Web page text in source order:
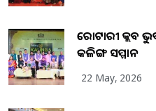
ରୋଟାରୀ କ୍ଲବ
କଳିଙ୍ଗ ସମ୍ମାନ
22 May, 2026